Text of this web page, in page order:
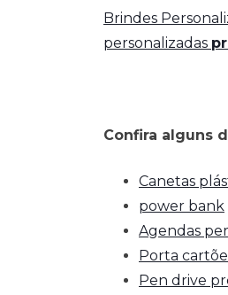
Brindes
personalizadas
Confira alguns
Canetas
power bank
Agendas
Porta
Pen drive